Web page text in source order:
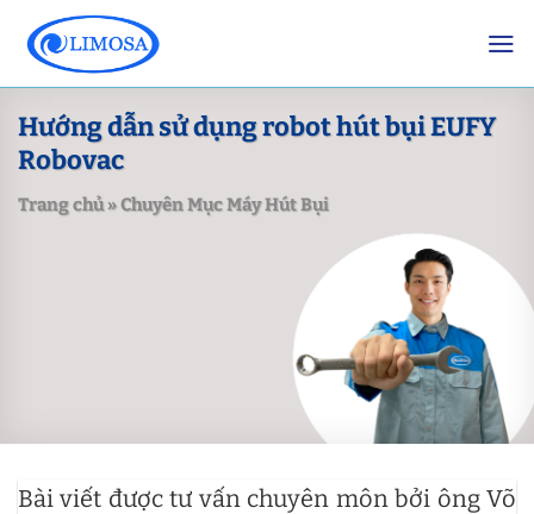
content
Hướng dẫn sử dụng robot hút bụi EUFY
Robovac
Trang chủ»Chuyên Mục Máy Hút Bụi
Bài viết được tư vấn chuyên môn bởi ông Võ